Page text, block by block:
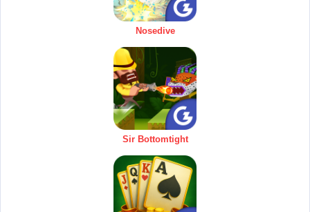
Nosedive
Sir Bottomtight